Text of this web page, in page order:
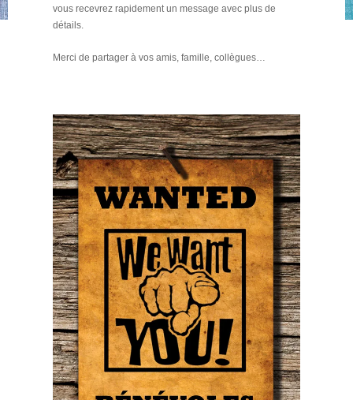
vous recevrez rapidement un message avec plus de
détails.
Merci de partager à vos amis, famille, collègues…